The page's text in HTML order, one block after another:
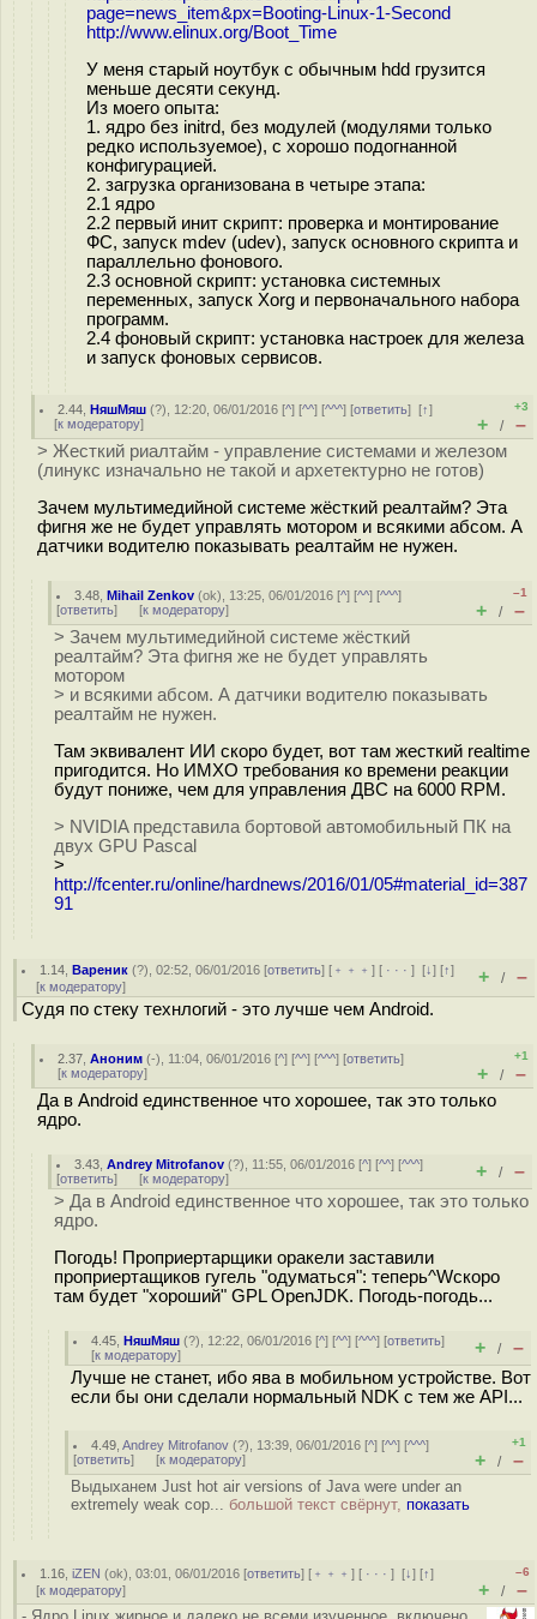
page=news_item&px=Booting-Linux-1-Second
http://www.elinux.org/Boot_Time
У меня старый ноутбук с обычным hdd грузится
меньше десяти секунд.
Из моего опыта:
1. ядро без initrd, без модулей (модулями только
редко используемое), с хорошо подогнанной
конфигурацией.
2. загрузка организована в четыре этапа:
2.1 ядро
2.2 первый инит скрипт: проверка и монтирование
ФС, запуск mdev (udev), запуск основного скрипта и
параллельно фонового.
2.3 основной скрипт: установка системных
переменных, запуск Xorg и первоначального набора
программ.
2.4 фоновый скрипт: установка настроек для железа
и запуск фоновых сервисов.
2.44 ,НяшМяш (?), 12:20, 06/01/2016 [^] [^^] [^^^] [ответить][↑]
[к модератору]
+3
+ / –
> Жесткий риалтайм - управление системами и железом
(линукс изначально не такой и архетектурно не готов)
Зачем мультимедийной системе жёсткий реалтайм? Эта
фигня же не будет управлять мотором и всякими абсом. А
датчики водителю показывать реалтайм не нужен.
3.48 ,Mihail Zenkov (ok), 13:25, 06/01/2016 [^] [^^] [^^^]
[ответить] [к модератору]
–1
+ / –
> Зачем мультимедийной системе жёсткий
реалтайм? Эта фигня же не будет управлять
мотором
> и всякими абсом. А датчики водителю показывать
реалтайм не нужен.
Там эквивалент ИИ скоро будет, вот там жесткий realtime
пригодится. Но ИМХО требования ко времени реакции
будут пониже, чем для управления ДВС на 6000 RPM.
> NVIDIA представила бортовой автомобильный ПК на
двух GPU Pascal
>
http://fcenter.ru/online/hardnews/2016/01/05#material_id=387
91
1.14 ,Вареник (?), 02:52, 06/01/2016 [ответить] [ ﹢﹢﹢] [ · · ·][↓] [↑]
[к модератору] + / –
Судя по стеку технлогий - это лучше чем Android.
2.37 ,Аноним (-), 11:04, 06/01/2016 [^] [^^] [^^^] [ответить]
[к модератору]
+1
+ / –
Да в Android единственное что хорошее, так это только
ядро.
3.43 ,Andrey Mitrofanov (?), 11:55, 06/01/2016 [^] [^^] [^^^]
[ответить] [к модератору] + / –
> Да в Android единственное что хорошее, так это только
ядро.
Погодь! Проприертарщики оракели заставили
проприертащиков гугель "одуматься": теперь^Wскоро
там будет "хороший" GPL OpenJDK. Погодь-погодь...
4.45 ,НяшМяш (?), 12:22, 06/01/2016 [^] [^^] [^^^] [ответить]
[к модератору] + / –
Лучше не станет, ибо ява в мобильном устройстве. Вот
если бы они сделали нормальный NDK с тем же API...
4.49 ,Andrey Mitrofanov (?), 13:39, 06/01/2016 [^] [^^] [^^^]
[ответить] [к модератору]
+1
+ / –
Выдыханем Just hot air versions of Java were under an
extremely weak cop... большой текст свёрнут, показать
1.16 ,iZEN (ok), 03:01, 06/01/2016 [ответить] [ ﹢﹢﹢] [ · · ·][↓] [↑]
[к модератору]
–6
+ / –